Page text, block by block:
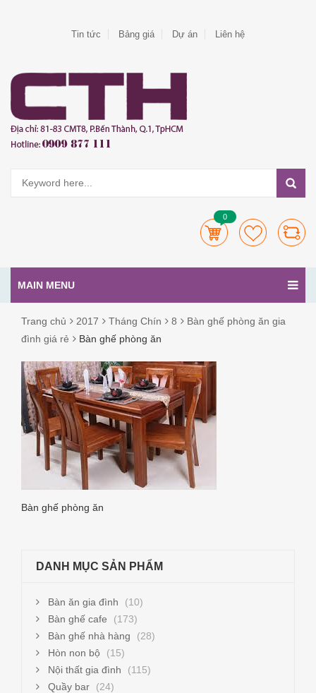
Tin tức Bảng giá Dự án Liên hệ
0
MAIN MENU
Trang chủ 2017 Tháng Chín 8
Bàn ghế phòng ăn gia
đình giá rẻ
Bàn ghế phòng ăn
BÀN
GHẾ
PHÒNG
ĂN
Bàn ghế phòng ăn
DANH MỤC SẢN PHẨM
Bàn ăn gia đình
(10)
Bàn ghế cafe
(173)
Bàn ghế nhà hàng
(28)
Hòn non bộ
(15)
Nội thất gia đình
(115)
Quầy bar
(24)